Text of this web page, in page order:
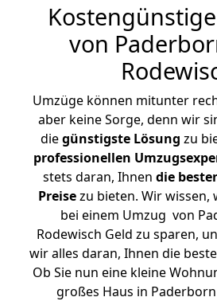
von
Umzüge können mitunter
aber keine Sorge, denn wir
diegünstigste Lösung zu
professionellen
stets daran, Ihnen die
Preisezu bieten. Wir wissen,
bei einem Umzug von
Rodewisch Geld zu sparen,
wir alles daran, Ihnen die
Ob Sie nun eine kleine
großes Haus in